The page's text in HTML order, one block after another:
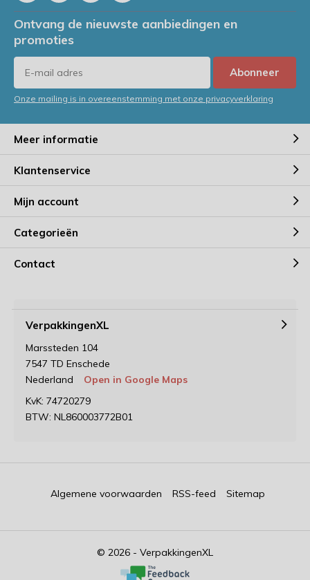
Ontvang de nieuwste aanbiedingen en
promoties
Abonneer
Onze mailing is in overeenstemming met onze privacyverklaring
Meer informatie
Klantenservice
Mijn account
Categorieën
Contact
VerpakkingenXL
Marssteden 104
7547 TD Enschede
Nederland
Open in Google Maps
KvK: 74720279
BTW: NL860003772B01
© 2026 - VerpakkingenXL
Algemene voorwaarden RSS-feed Sitemap